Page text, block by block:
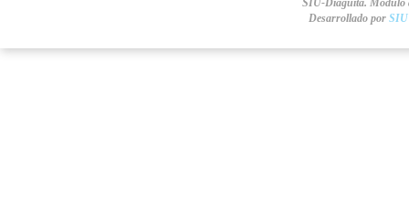
SIU-Diaguita. Módulo
Desarrollado por SIU